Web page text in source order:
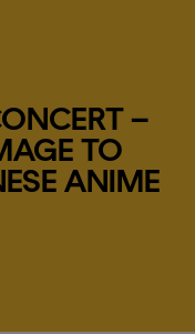
–
TO
ANIME